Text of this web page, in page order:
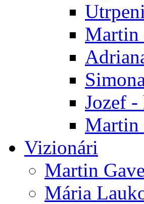
Martin
Jozef
Martin
Vizionári
Martin
Mária